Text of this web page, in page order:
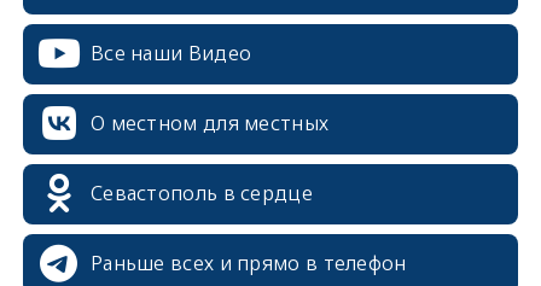
Все наши Видео
О местном для местных
Севастополь в сердце
Раньше всех и прямо в телефон